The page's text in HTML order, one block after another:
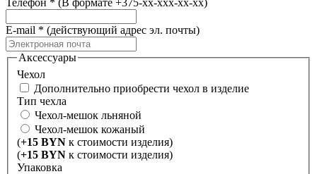
Телефон * (В формате +375-xx-xxx-xx-xx)
E-mail * (действующий адрес эл. почты)
Аксессуары
Чехол
Дополнительно приобрести чехол в изделие
Тип чехла
Чехол-мешок льняной
Чехол-мешок кожаный
(+15 BYN к стоимости изделия)
(+15 BYN к стоимости изделия)
Упаковка